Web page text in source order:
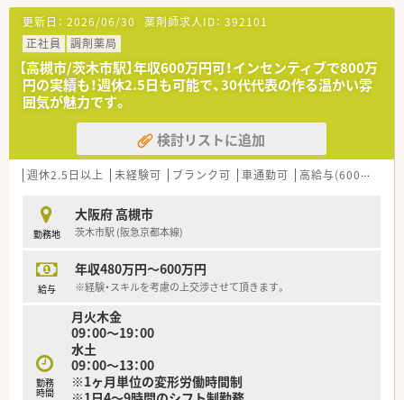
【募集背景と求める人物像について】
■欠員補充に伴う急募案件のため、地域医療に貢献したい意欲の
ある方を年齢や経験を問わず幅広く募集しています。
■在宅医療にも注力しているため、施設や居宅への訪問業務に前
向きに取り組んでいただける方を求めています。
■周囲とのコミュニケーションを大切にし、アットホームな職場
で長く腰を据えて働きたい方に最適な環境です。
【法人特徴について】
■大阪府と京都府の北摂・京阪エリアを中心に10店舗以上をド
ミナント展開している安定した経営基盤の会社です。
ため、風通しが良く社員を大切にする社風があります。
■地域密着型のマンツーマン店舗を多く展開しており、患者様の
家族各世代から頼られる薬局作りを推進しています。
【勤務実態について】
■残業代は1分単位で全額支給される仕組みが整っており、サー
■有給休暇の取得率は100％を誇っており、ワークライフバラン
スを重視して働きたい方に大変おすすめの職場です。
■ラストの勤務時間は20時過ぎ頃となるため、極端に帰宅が遅
くなることがなく生活リズムを維持しやすいです。
更新日： 2026/06/30 薬剤師求人ID： 392101
正社員
調剤薬局
【高槻市/茨木市駅】年収600万円可！インセンティブで800万
円の実績も！週休2.5日も可能で、30代代表の作る温かい雰
囲気が魅力です。
検討リストに追加
週休2.5日以上 未経験可 ブランク可 車通勤可 高給与(600万円以上)
勤務地
大阪府 高槻市
茨木市駅 (阪急京都本線)
給与
年収480万円～600万円
※経験・スキルを考慮の上交渉させて頂きます。
勤務
時間
月火木金
09：00～19：00
水土
09：00～13：00
※1ヶ月単位の変形労働時間制